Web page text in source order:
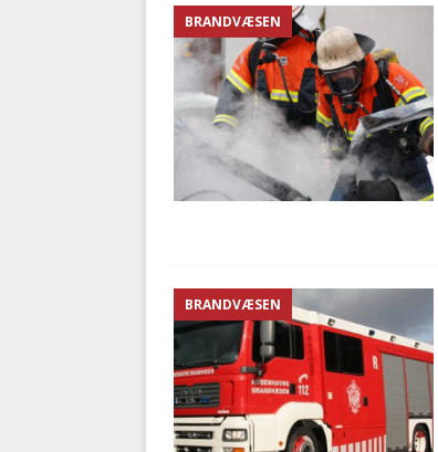
[ 4. august 2026 ]
kriminalitet
[ 6. august 2026 ]
BRANDVÆSEN
BRANDVÆSEN
BRANDVÆSEN